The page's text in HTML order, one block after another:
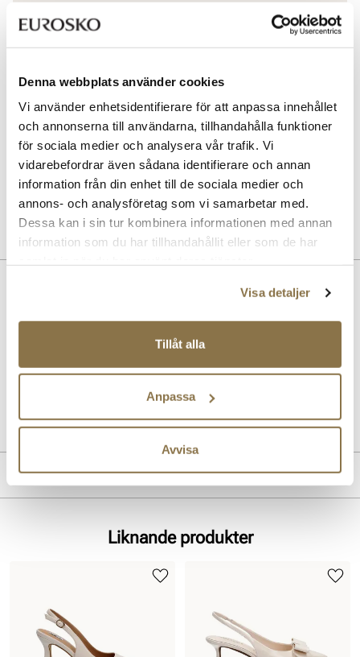
Denna webbplats använder cookies
Vi använder enhetsidentifierare för att anpassa innehållet
och annonserna till användarna, tillhandahålla funktioner
för sociala medier och analysera vår trafik. Vi
vidarebefordrar även sådana identifierare och annan
information från din enhet till de sociala medier och
annons- och analysföretag som vi samarbetar med.
Dessa kan i sin tur kombinera informationen med annan
information som du har tillhandahållit eller som de har
Visa detaljer
Tillåt alla
Anpassa
Avvisa
Rekommenderade tillbehör
BERGAL
Magic Step halvsula
Pris
99 kr
BERGAL
Pris
99 kr
komfort. Med sina moderna detaljer passar denna bra till
Lev. art. nr26V1630
Produktdetaljer
Liknande produkter